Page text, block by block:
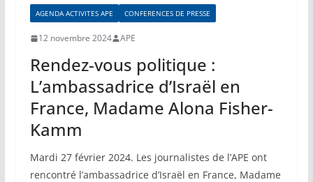
AGENDA ACTIVITES APE CONFERENCES DE PRESSE
12 novembre 2024 APE
Rendez-vous politique :
L’ambassadrice d’Israël en
France, Madame Alona Fisher-
Kamm
Mardi 27 février 2024. Les journalistes de l’APE ont
rencontré l’ambassadrice d’Israël en France, Madame